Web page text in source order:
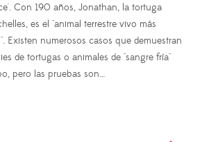
Con 190 años, Jonathan, la tortuga
es el "animal terrestre vivo más
Existen numerosos casos que demuestran
de tortugas o animales de "sangre fría"
pero las pruebas son…